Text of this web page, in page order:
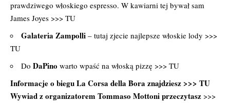
prawdziwego włoskiego espresso. W kawiarni tej bywał sam
James Joyes >>> TU
Galateria Zampolli – tutaj zjecie najlepsze włoskie lody >>>
TU
Do DaPino warto wpaść na włoską pizzę >>> TU
Informacje o biegu La Corsa della Bora znajdziesz >>> TU
Wywiad z organizatorem Tommaso Mottoni przeczytasz >>>